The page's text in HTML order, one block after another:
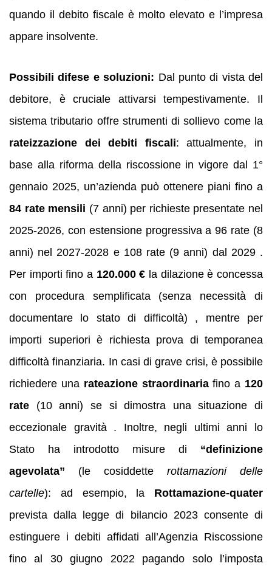
quando il debito fiscale è molto elevato e l’impresa
appare insolvente.
Possibili difese e soluzioni: Dal punto di vista del
debitore, è cruciale attivarsi tempestivamente. Il
sistema tributario offre strumenti di sollievo come la
rateizzazione dei debiti fiscali: attualmente, in
base alla riforma della riscossione in vigore dal 1°
gennaio 2025, un’azienda può ottenere piani fino a
84 rate mensili (7 anni) per richieste presentate nel
2025-2026, con estensione progressiva a 96 rate (8
anni) nel 2027-2028 e 108 rate (9 anni) dal 2029 .
Per importi fino a 120.000 € la dilazione è concessa
con procedura semplificata (senza necessità di
documentare lo stato di difficoltà) , mentre per
importi superiori è richiesta prova di temporanea
difficoltà finanziaria. In casi di grave crisi, è possibile
richiedere una rateazione straordinariafino a 120
rate (10 anni) se si dimostra una situazione di
eccezionale gravità . Inoltre, negli ultimi anni lo
Stato ha introdotto misure di “definizione
agevolata” (le cosiddette rottamazioni delle
cartelle): ad esempio, la Rottamazione-quater
prevista dalla legge di bilancio 2023 consente di
estinguere i debiti affidati all’Agenzia Riscossione
fino al 30 giugno 2022 pagando solo l’imposta